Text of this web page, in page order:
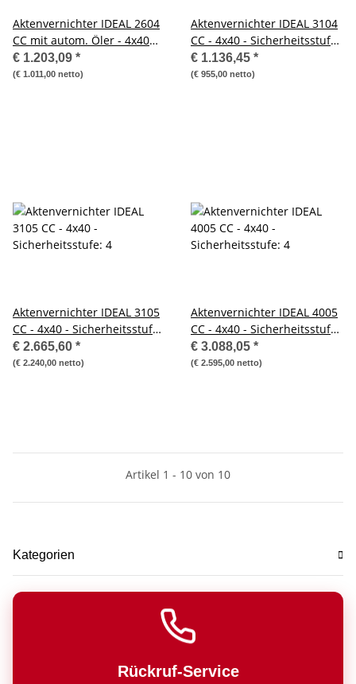
Aktenvernichter IDEAL 2604
CC mit autom. Öler - 4x40
mm - Sicherheitsstufe: 4
€ 1.203,09 *
(€ 1.011,00 netto)
Aktenvernichter IDEAL 3104
CC - 4x40 - Sicherheitsstufe:
4
€ 1.136,45 *
(€ 955,00 netto)
Aktenvernichter IDEAL 3105
CC - 4x40 - Sicherheitsstufe:
4
€ 2.665,60 *
(€ 2.240,00 netto)
Aktenvernichter IDEAL 4005
CC - 4x40 - Sicherheitsstufe:
4
€ 3.088,05 *
(€ 2.595,00 netto)
Artikel 1 - 10 von 10
Kategorien
Rückruf-Service